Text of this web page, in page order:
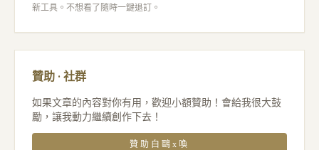
新工具。不想看了隨時一鍵退訂。
贊助 · 社群
如果文章的內容對你有用，歡迎小額贊助！會給我很大鼓
勵，讓我動力繼續創作下去！
贊助白鷗x喚